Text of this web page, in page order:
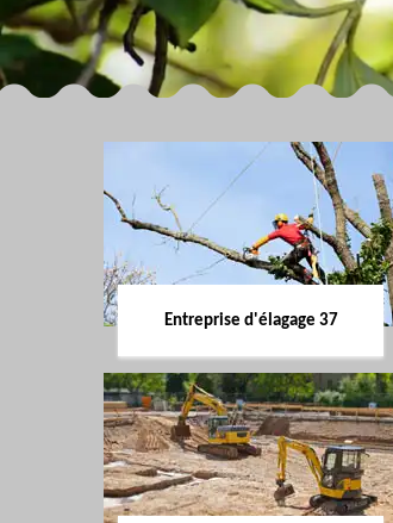
Entreprise d'élagage 37